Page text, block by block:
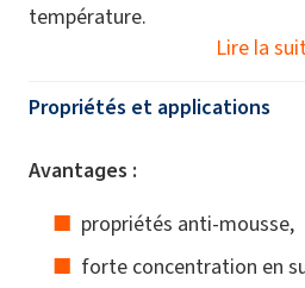
température.
Lire la
Propriétés et applications
Avantages :
propriétés anti-mousse,
forte concentration en